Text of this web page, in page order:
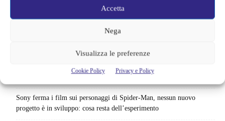
Accetta
Nega
Visualizza le preferenze
Cookie Policy Privacy e Policy
La paura dell’altezza torna al cinema | Il sequel di Fall cambia
scenario: una nuova sfida senza via di fuga
Sony ferma i film sui personaggi di Spider-Man, nessun nuovo
progetto è in sviluppo: cosa resta dell’esperimento